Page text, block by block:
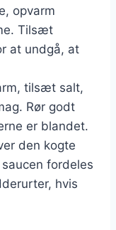
opvarm
Tilsæt
at undgå, at
tilsæt salt,
Rør godt
er blandet.
den kogte
fordeles
hvis